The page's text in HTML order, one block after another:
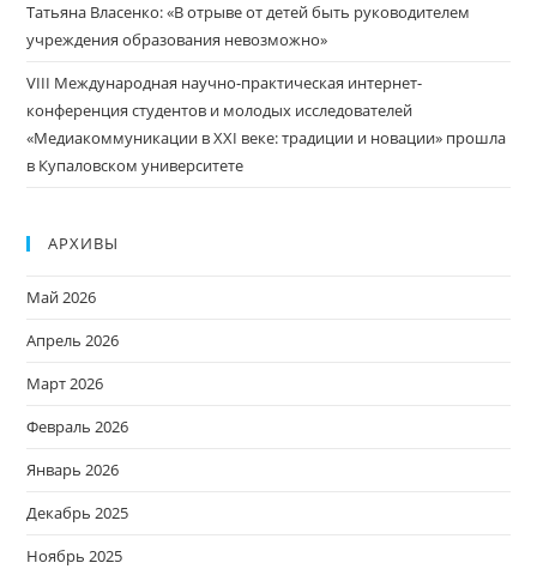
Татьяна Власенко: «В отрыве от детей быть руководителем
учреждения образования невозможно»
VIII Международная научно-практическая интернет-
конференция студентов и молодых исследователей
«Медиакоммуникации в XXI веке: традиции и новации» прошла
в Купаловском университете
АРХИВЫ
Май 2026
Апрель 2026
Март 2026
Февраль 2026
Январь 2026
Декабрь 2025
Ноябрь 2025